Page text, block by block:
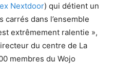
ex Nextdoor) qui détient un
dans l’ensemble
extrêmement ralentie »,
du centre de La
membres du Wojo